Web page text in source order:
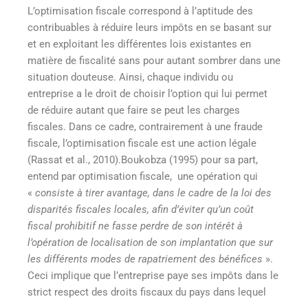
L’optimisation fiscale correspond à l’aptitude des
contribuables à réduire leurs impôts en se basant sur
et en exploitant les différentes lois existantes en
matière de fiscalité sans pour autant sombrer dans une
situation douteuse. Ainsi, chaque individu ou
entreprise a le droit de choisir l’option qui lui permet
de réduire autant que faire se peut les charges
fiscales. Dans ce cadre, contrairement à une fraude
fiscale, l’optimisation fiscale est une action légale
(Rassat et al., 2010).Boukobza (1995) pour sa part,
entend par optimisation fiscale, une opération qui
« consiste à tirer avantage, dans le cadre de la loi des
disparités fiscales locales, afin d’éviter qu’un coût
fiscal prohibitif ne fasse perdre de son intérêt à
l’opération de localisation de son implantation que sur
les différents modes de rapatriement des bénéfices ».
Ceci implique que l’entreprise paye ses impôts dans le
strict respect des droits fiscaux du pays dans lequel